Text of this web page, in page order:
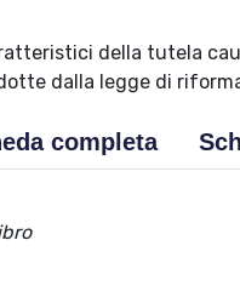
della tutela
dalla legge di
completa